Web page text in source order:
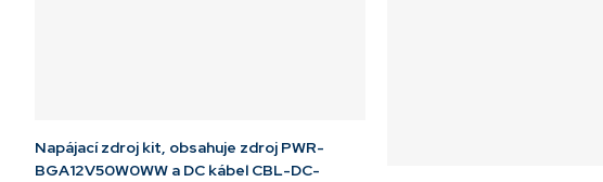
Napájací zdroj kit, obsahuje zdroj PWR-
BGA12V50W0WW a DC kábel CBL-DC-